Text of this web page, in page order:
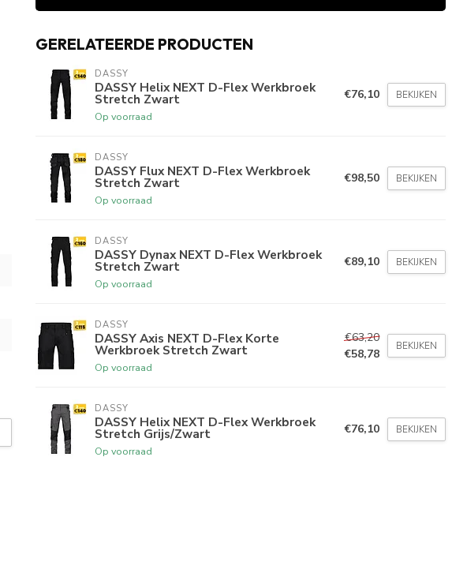
GERELATEERDE PRODUCTEN
DASSY
DASSY Helix NEXT D-Flex Werkbroek
Stretch Zwart
Op voorraad
€76,10 BEKIJKEN
DASSY
DASSY Flux NEXT D-Flex Werkbroek
Stretch Zwart
Op voorraad
€98,50 BEKIJKEN
DASSY
DASSY Dynax NEXT D-Flex Werkbroek
Stretch Zwart
Op voorraad
€89,10 BEKIJKEN
DASSY
DASSY Axis NEXT D-Flex Korte
Werkbroek Stretch Zwart
Op voorraad
€63,20
€58,78
BEKIJKEN
DASSY
DASSY Helix NEXT D-Flex Werkbroek
Stretch Grijs/Zwart
Op voorraad
€76,10 BEKIJKEN